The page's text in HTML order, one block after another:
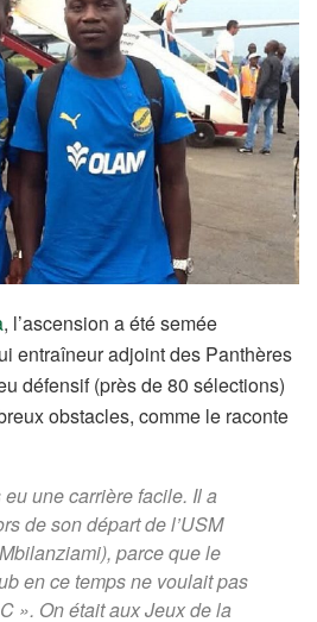
, l’ascension a été semée
entraîneur adjoint des Panthères
défensif (près de 80 sélections)
obstacles, comme le raconte
eu une carrière facile. Il a
de son départ de l’USM
parce que le
en ce temps ne voulait pas
». On était aux Jeux de la